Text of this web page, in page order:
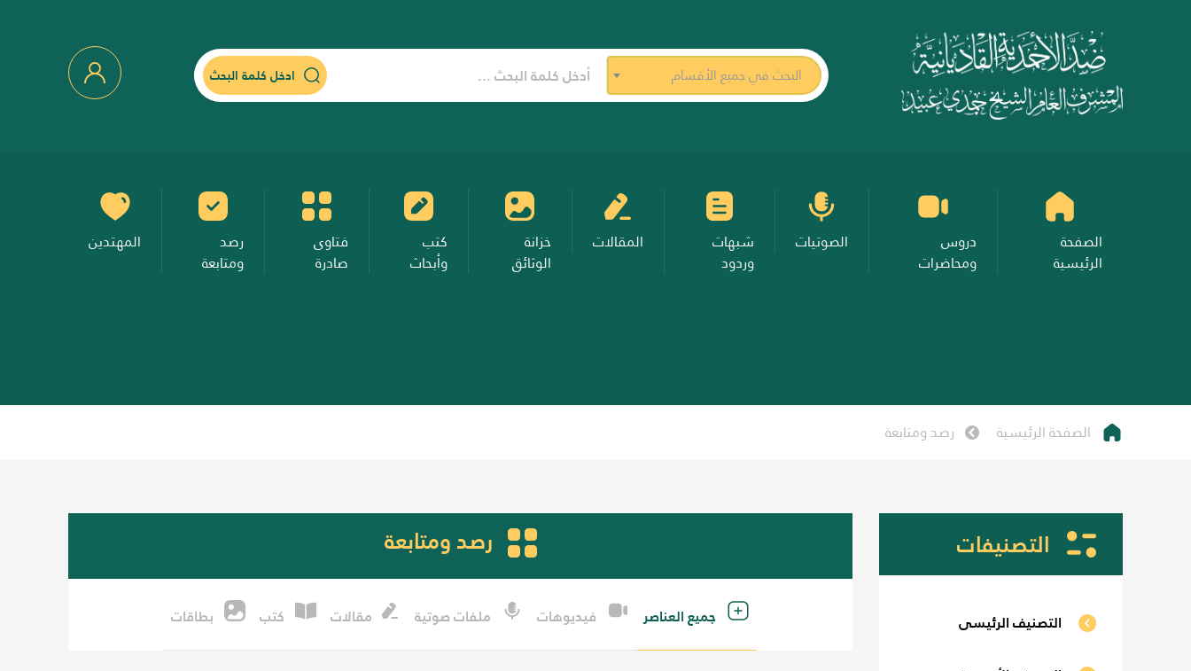
البحث في جميع الأقسام ادخل كلمة البحث
الصفحة
الرئيسية
دروس
ومحاضرات
الصوتيات
شبهات
وردود
المقالات
خزانة
الوثائق
كتب
وأبحاث
فتاوى
صادرة
رصد
ومتابعة
المهتدين
الصفحة الرئيسية رصد ومتابعة
التصنيفات
التصنيف الرئيسى
رصد ومتابعة
جميع العناصر فيديوهات ملفات صوتية مقالات كتب بطاقات